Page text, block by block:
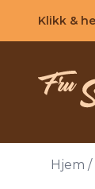
Klikk &
Hjem /